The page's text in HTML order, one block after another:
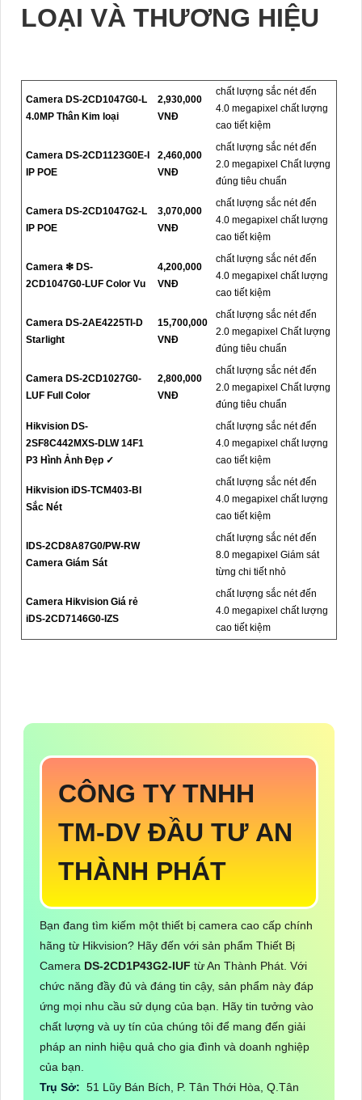
LOẠI VÀ THƯƠNG HIỆU
Camera DS-2CD1047G0-L
4.0MP Thân Kim loại
2,930,000
VNĐ
chất lượng sắc nét đến
4.0 megapixel chất lượng
cao tiết kiệm
Camera DS-2CD1123G0E-I
IP POE
2,460,000
VNĐ
chất lượng sắc nét đến
2.0 megapixel Chất lượng
đúng tiêu chuẩn
Camera DS-2CD1047G2-L
IP POE
3,070,000
VNĐ
chất lượng sắc nét đến
4.0 megapixel chất lượng
cao tiết kiệm
Camera ❇ DS-
2CD1047G0-LUF Color Vu
4,200,000
VNĐ
chất lượng sắc nét đến
4.0 megapixel chất lượng
cao tiết kiệm
Camera DS-2AE4225TI-D
Starlight
15,700,000
VNĐ
chất lượng sắc nét đến
2.0 megapixel Chất lượng
đúng tiêu chuẩn
Camera DS-2CD1027G0-
LUF Full Color
2,800,000
VNĐ
chất lượng sắc nét đến
2.0 megapixel Chất lượng
đúng tiêu chuẩn
Hikvision DS-
2SF8C442MXS-DLW 14F1
P3 Hình Ảnh Đẹp ✓
chất lượng sắc nét đến
4.0 megapixel chất lượng
cao tiết kiệm
Hikvision iDS-TCM403-BI
Sắc Nét
chất lượng sắc nét đến
4.0 megapixel chất lượng
cao tiết kiệm
IDS-2CD8A87G0/PW-RW
Camera Giám Sát
chất lượng sắc nét đến
8.0 megapixel Giám sát
từng chi tiết nhỏ
Camera Hikvision Giá rẻ
iDS-2CD7146G0-IZS
chất lượng sắc nét đến
4.0 megapixel chất lượng
cao tiết kiệm
CÔNG TY TNHH
TM-DV ĐẦU TƯ AN
THÀNH PHÁT
Bạn đang tìm kiếm một thiết bị camera cao cấp chính
hãng từ Hikvision? Hãy đến với sản phẩm Thiết Bị
Camera DS-2CD1P43G2-IUF từ An Thành Phát. Với
chức năng đầy đủ và đáng tin cậy, sản phẩm này đáp
ứng mọi nhu cầu sử dụng của bạn. Hãy tin tưởng vào
chất lượng và uy tín của chúng tôi để mang đến giải
pháp an ninh hiệu quả cho gia đình và doanh nghiệp
của bạn.
Trụ Sở: 51 Lũy Bán Bích, P. Tân Thới Hòa, Q.Tân